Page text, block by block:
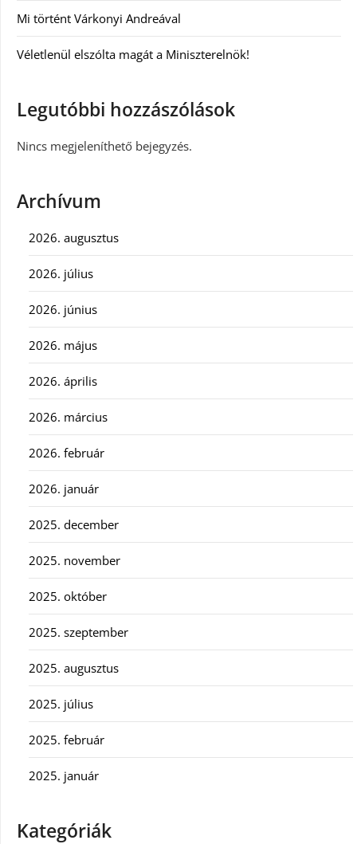
Mi történt Várkonyi Andreával
Véletlenül elszólta magát a Miniszterelnök!
Legutóbbi hozzászólások
Nincs megjeleníthető bejegyzés.
Archívum
2026. augusztus
2026. július
2026. június
2026. május
2026. április
2026. március
2026. február
2026. január
2025. december
2025. november
2025. október
2025. szeptember
2025. augusztus
2025. július
2025. február
2025. január
Kategóriák